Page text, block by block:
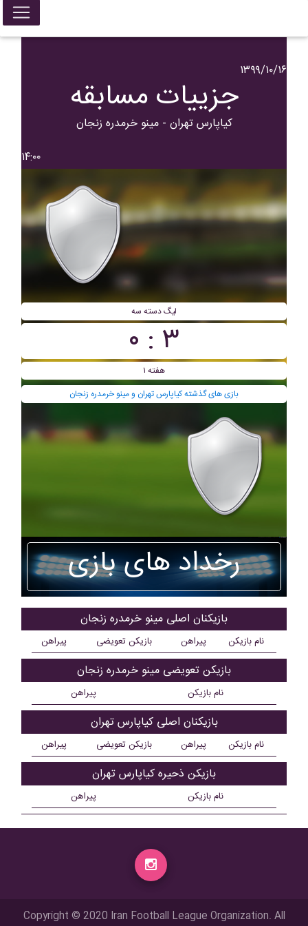
۱۳۹۹/۱۰/۱۶
جزییات مسابقه
کیاپارس تهران - مینو خرمدره زنجان
۱۴:۰۰
ليگ دسته سه
۳ : ۰
هفته ۱
بازی های گذشته کیاپارس تهران و مینو خرمدره زنجان
رخداد های بازی
بازیکنان اصلی مینو خرمدره زنجان
نام بازیکن پیراهن بازیکن تعویضی پیراهن
بازیکن تعویضی مینو خرمدره زنجان
نام بازیکن پیراهن
بازیکنان اصلی کیاپارس تهران
نام بازیکن پیراهن بازیکن تعویضی پیراهن
بازیکن ذحیره کیاپارس تهران
نام بازیکن پیراهن
Copyright © 2020 Iran Football League Organization. All